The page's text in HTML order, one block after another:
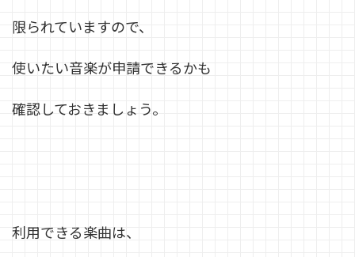
限られていますので、
使いたい音楽が申請できるかも
確認しておきましょう。
利用できる楽曲は、